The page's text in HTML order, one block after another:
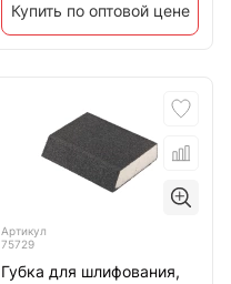
Купить по оптовой цене
Артикул
75729
Губка для шлифования,